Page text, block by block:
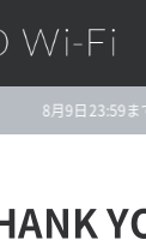
Wi-Fi
8月9日23:59ま